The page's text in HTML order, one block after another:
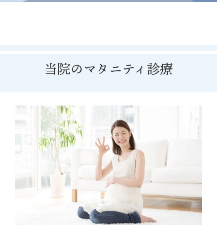
当院のマタニティ診療